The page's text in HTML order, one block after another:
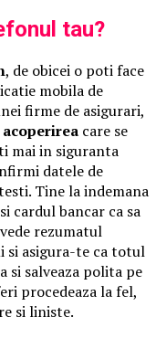
tau?
, de obicei o poti face
mobila de
firme de asigurari,
care se
mai in siguranta
datele de
Tine la indemana
cardul bancar ca sa
rezumatul
si asigura-te ca totul
si salveaza polita pe
procedeaza la fel,
si liniste.